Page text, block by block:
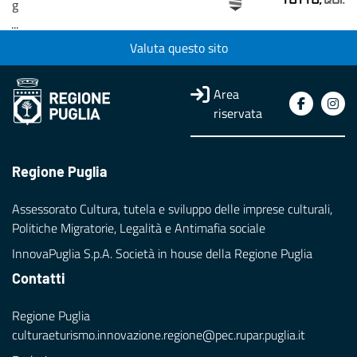
g
...
Valuta questo sito
Area
riservata
Regione Puglia
Assessorato Cultura, tutela e sviluppo delle imprese culturali,
Politiche Migratorie, Legalità e Antimafia sociale
InnovaPuglia S.p.A. Società in house della Regione Puglia
Contatti
Regione Puglia
culturaeturismo.innovazione.regione@pec.rupar.puglia.it